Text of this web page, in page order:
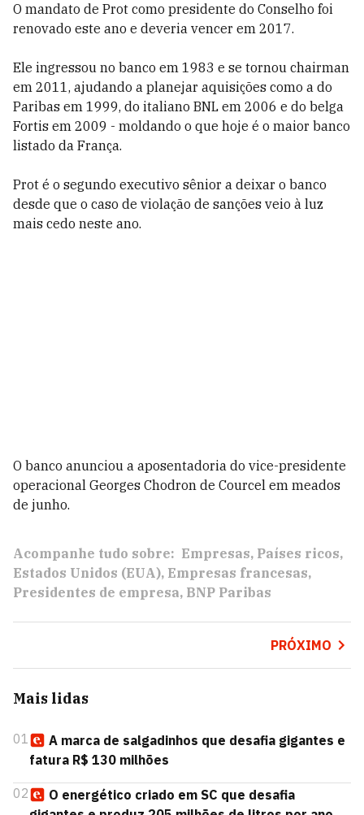
O mandato de Prot como presidente do Conselho foi
renovado este ano e deveria vencer em 2017.
Ele ingressou no banco em 1983 e se tornou chairman
em 2011, ajudando a planejar aquisições como a do
Paribas em 1999, do italiano BNL em 2006 e do belga
Fortis em 2009 - moldando o que hoje é o maior banco
listado da França.
Prot é o segundo executivo sênior a deixar o banco
desde que o caso de violação de sanções veio à luz
mais cedo neste ano.
O banco anunciou a aposentadoria do vice-presidente
operacional Georges Chodron de Courcel em meados
de junho.
Acompanhe tudo sobre: Empresas Países ricos
Estados Unidos (EUA) Empresas francesas
Presidentes de empresa BNP Paribas
PRÓXIMO
Mais lidas
01
A marca de salgadinhos que desafia gigantes e
fatura R$ 130 milhões
02
O energético criado em SC que desafia